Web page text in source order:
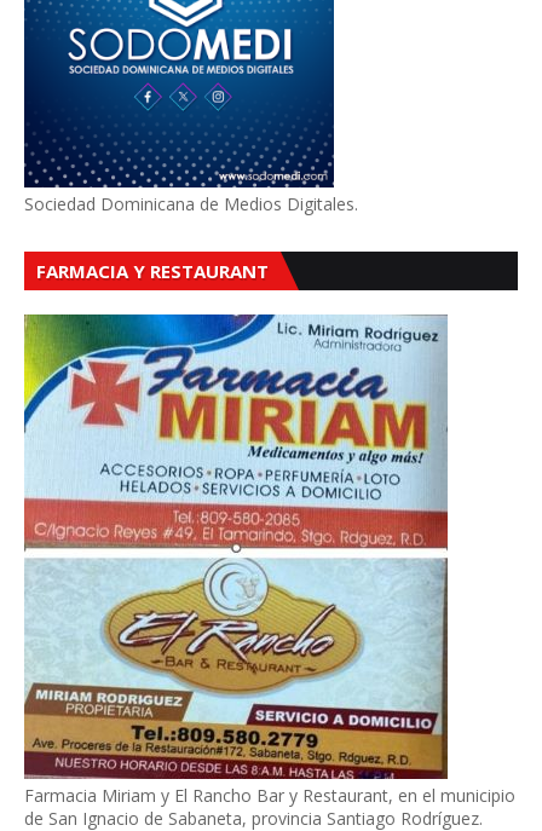
Sociedad Dominicana de Medios Digitales.
FARMACIA Y RESTAURANT
Farmacia Miriam y El Rancho Bar y Restaurant, en el municipio
de San Ignacio de Sabaneta, provincia Santiago Rodríguez.